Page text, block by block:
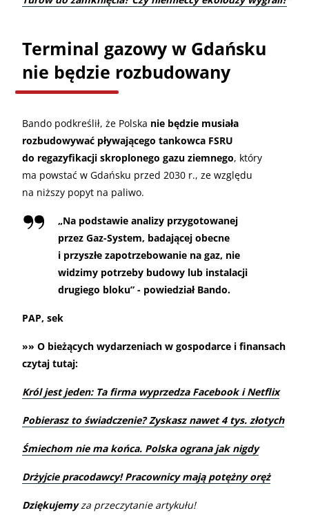
Terminal gazowy w Gdańsku
nie będzie rozbudowany
Bando podkreślił, że Polska nie będzie musiała
rozbudowywać pływającego tankowca FSRU
do regazyfikacji skroplonego gazu ziemnego, który
ma powstać w Gdańsku przed 2030 r., ze względu
na niższy popyt na paliwo.
„Na podstawie analizy przygotowanej
przez Gaz-System, badającej obecne
i przyszłe zapotrzebowanie na gaz, nie
widzimy potrzeby budowy lub instalacji
drugiego bloku” - powiedział Bando.
PAP, sek
»» O bieżących wydarzeniach w gospodarce i finansach
czytaj tutaj:
Król jest jeden: Ta firma wyprzedza Facebook i Netflix
Pobierasz to świadczenie? Zyskasz nawet 4 tys. złotych
Śmiechom nie ma końca. Polska ograna jak nigdy
Drżyjcie pracodawcy! Pracownicy mają potężny oręż
Dziękujemyza przeczytanie artykułu!